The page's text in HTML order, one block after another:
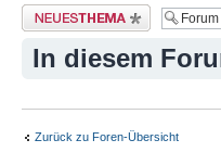
Neues Thema erstellen
In diesem
Zurück zu Foren-Übersicht